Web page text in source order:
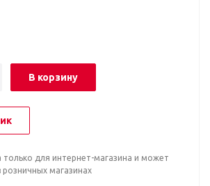
В корзину
только для интернет-магазина и может
розничных магазинах